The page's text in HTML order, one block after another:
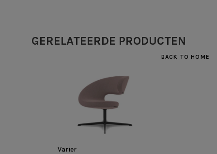
GERELATEERDE PRODUCTEN
BACK TO HOME
Varier